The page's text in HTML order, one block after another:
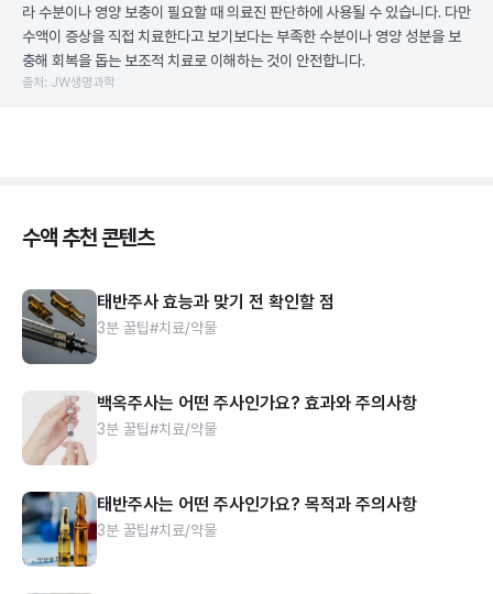
라 수분이나 영양 보충이 필요할 때 의료진 판단하에 사용될 수 있습니다. 다만
수액이 증상을 직접 치료한다고 보기보다는 부족한 수분이나 영양 성분을 보
충해 회복을 돕는 보조적 치료로 이해하는 것이 안전합니다.
출처: JW생명과학
수액 추천 콘텐츠
태반주사 효능과 맞기 전 확인할 점
3분 꿀팁#치료/약물
백옥주사는 어떤 주사인가요? 효과와 주의사항
3분 꿀팁#치료/약물
태반주사는 어떤 주사인가요? 목적과 주의사항
3분 꿀팁#치료/약물